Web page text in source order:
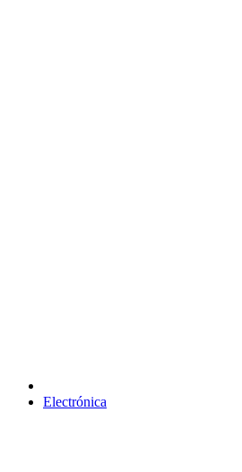
Electrónica